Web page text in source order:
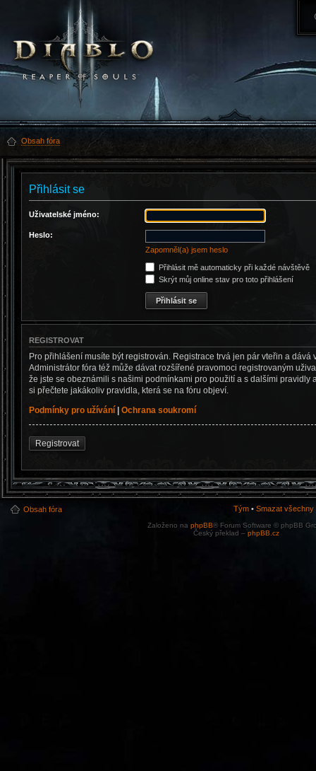
Obsah fóra
Přihlásit se
Uživatelské jméno:
Heslo:
Zapomněl(a) jsem heslo
Přihlásit mě automaticky při každé návštěvě
Skrýt můj online stav pro toto přihlášení
REGISTROVAT
Pro přihlášení musíte být registrován. Registrace trvá jen pár vteřin a dává
Administrátor fóra též může dávat rozšířené pravomoci registrovaným
že jste se obeznámili s našimi podmínkami pro použití a s dalšími pravidly
si přečtete jakákoliv pravidla, která se na fóru objeví.
Podmínky pro užívání
Ochrana soukromí
Registrovat
Obsah fóra Tým • Smazat
Založeno na phpBB® Forum Software © phpBB
Český překlad – phpBB.cz